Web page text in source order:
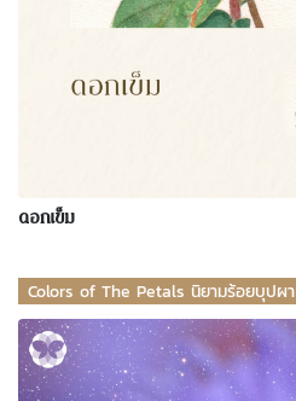
ดอกเข็ม
Colors of The Petals นิยามร้อยบุปผา